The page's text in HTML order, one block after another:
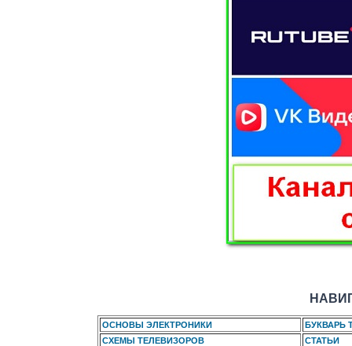
ОСНОВЫ ЭЛЕКТРОНИКИ
БУКВАРЬ
СХЕМЫ ТЕЛЕВИЗОРОВ
СТАТЬИ